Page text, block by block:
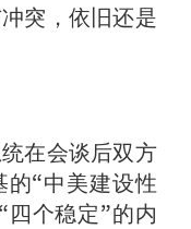
突，依旧还是
在会谈后双方
的“中美建设性
四个稳定”的内